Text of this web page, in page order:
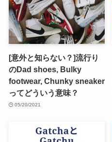
[意外と知らない？]流行り
のDad shoes, Bulky
footwear, Chunky sneaker
ってどういう意味？
05/20/2021